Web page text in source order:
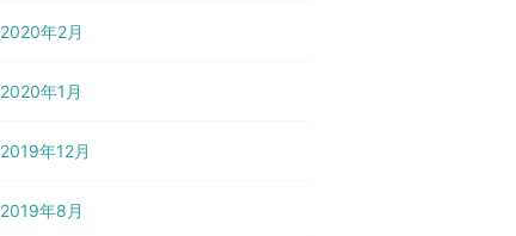
2020年2月
2020年1月
2019年12月
2019年8月